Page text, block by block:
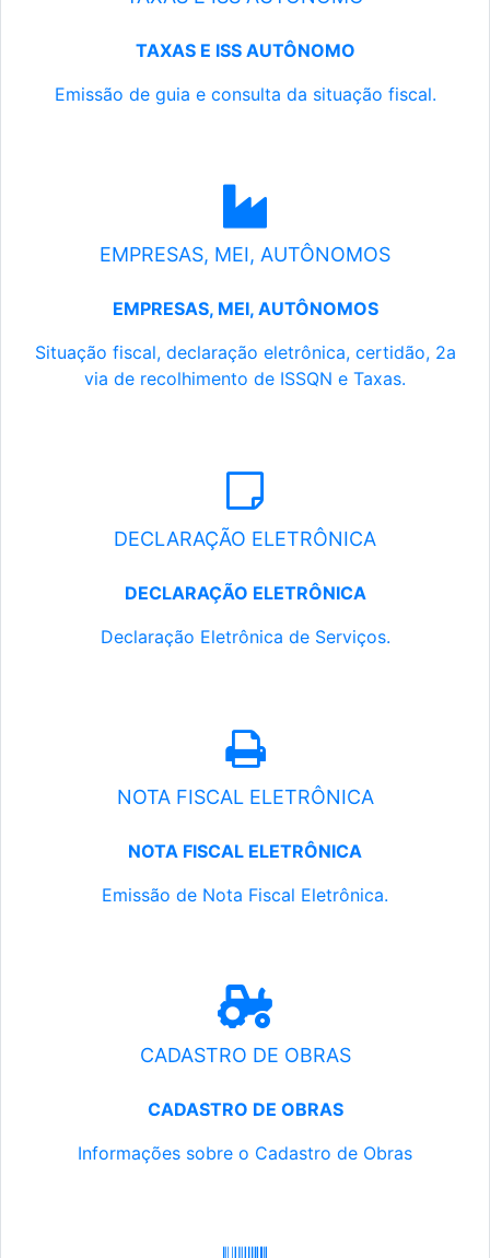
TAXAS E ISS AUTÔNOMO
Emissão de guia e consulta da situação fiscal.
EMPRESAS, MEI, AUTÔNOMOS
EMPRESAS, MEI, AUTÔNOMOS
Situação fiscal, declaração eletrônica, certidão, 2a
via de recolhimento de ISSQN e Taxas.
DECLARAÇÃO ELETRÔNICA
DECLARAÇÃO ELETRÔNICA
Declaração Eletrônica de Serviços.
NOTA FISCAL ELETRÔNICA
NOTA FISCAL ELETRÔNICA
Emissão de Nota Fiscal Eletrônica.
CADASTRO DE OBRAS
CADASTRO DE OBRAS
Informações sobre o Cadastro de Obras